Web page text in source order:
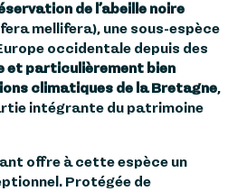
de l’abeille noire
mellifera), une sous-espèce
occidentale depuis des
et particulièrement bien
climatiques de la Bretagne,
intégrante du patrimoine
offre à cette espèce un
Protégée de